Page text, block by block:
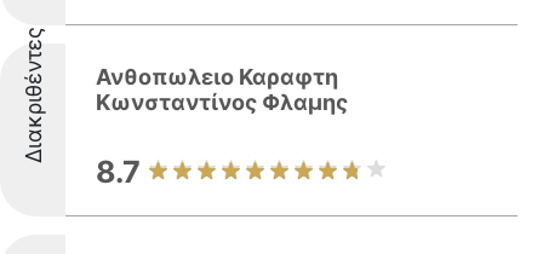
Διακριθέντες
Ανθοπωλειο Καραφτη
Κωνσταντίνος Φλαμης
8.7